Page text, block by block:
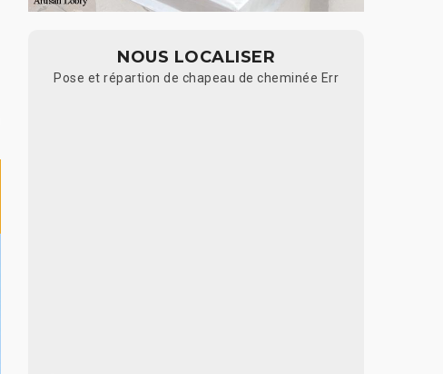
NOUS LOCALISER
Pose et répartion de chapeau de cheminée Err